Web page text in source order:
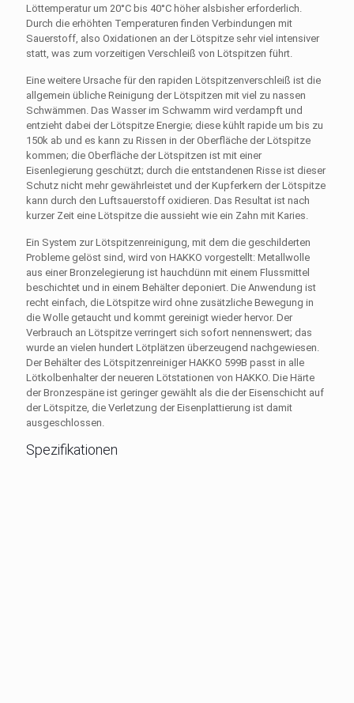
Löttemperatur um 20°C bis 40°C höher alsbisher erforderlich.
Durch die erhöhten Temperaturen finden Verbindungen mit
Sauerstoff, also Oxidationen an der Lötspitze sehr viel intensiver
statt, was zum vorzeitigen Verschleiß von Lötspitzen führt.
Eine weitere Ursache für den rapiden Lötspitzenverschleiß ist die
allgemein übliche Reinigung der Lötspitzen mit viel zu nassen
Schwämmen. Das Wasser im Schwamm wird verdampft und
entzieht dabei der Lötspitze Energie; diese kühlt rapide um bis zu
150k ab und es kann zu Rissen in der Oberfläche der Lötspitze
kommen; die Oberfläche der Lötspitzen ist mit einer
Eisenlegierung geschützt; durch die entstandenen Risse ist dieser
Schutz nicht mehr gewährleistet und der Kupferkern der Lötspitze
kann durch den Luftsauerstoff oxidieren. Das Resultat ist nach
kurzer Zeit eine Lötspitze die aussieht wie ein Zahn mit Karies.
Ein System zur Lötspitzenreinigung, mit dem die geschilderten
Probleme gelöst sind, wird von HAKKO vorgestellt: Metallwolle
aus einer Bronzelegierung ist hauchdünn mit einem Flussmittel
beschichtet und in einem Behälter deponiert. Die Anwendung ist
recht einfach, die Lötspitze wird ohne zusätzliche Bewegung in
die Wolle getaucht und kommt gereinigt wieder hervor. Der
Verbrauch an Lötspitze verringert sich sofort nennenswert; das
wurde an vielen hundert Lötplätzen überzeugend nachgewiesen.
Der Behälter des Lötspitzenreiniger HAKKO 599B passt in alle
Lötkolbenhalter der neueren Lötstationen von HAKKO. Die Härte
der Bronzespäne ist geringer gewählt als die der Eisenschicht auf
der Lötspitze, die Verletzung der Eisenplattierung ist damit
ausgeschlossen.
Spezifikationen